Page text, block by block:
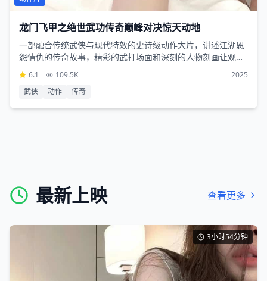
龙门飞甲之绝世武功传奇巅峰对决惊天动地
一部融合传统武侠与现代特效的史诗级动作大片，讲述江湖恩
怨情仇的传奇故事，精彩的武打场面和深刻的人物刻画让观众
沉浸其中
6.1 109.5K
2025
武侠
动作 传奇
最新上映 查看更多
3小时54分钟